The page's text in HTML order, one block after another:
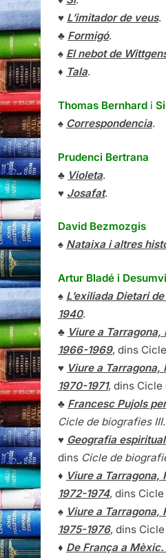
♥ L’imitador de veus.
♣ Formigó.
♠ El nebot de
♦ Tala.
Thomas Bernhard i
♠ Correspondencia.
Prudenci Bertrana
♣ Violeta.
♥ Josafat.
David Bezmozgis
♠ Nataixa i altres
Artur Bladé i
♠ L’exiliada Dietari
1940.
♣ Viure a Tarragona,
1966-1969, dins
♥ Viure a Tarragona,
1970-1971, dins Cicle
♣ Francesc Pujols
Cicle de biografies III.
♥ Geografia
dins Cicle de
♦ Viure a Tarragona,
1972-1974, dins
♠ Viure a Tarragona,
1975-1976, dins
♦ De França a